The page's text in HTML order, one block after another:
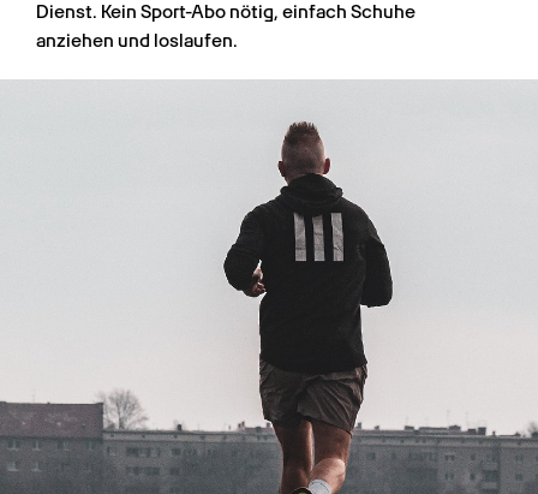
Dienst. Kein Sport-Abo nötig, einfach Schuhe
anziehen und loslaufen.